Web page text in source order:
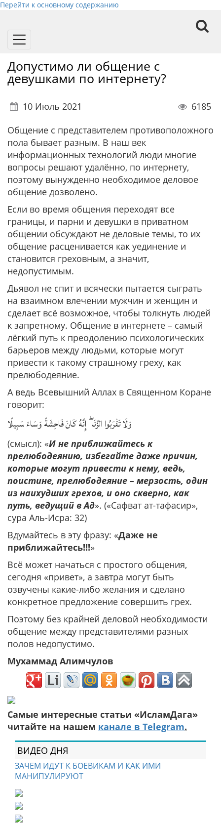
Перейти к основному содержанию
Toggle
Допустимо ли общение с
девушками по интернету?
10 Июль 2021
6185
Общение с представителем противоположного
пола бывает разным. В наш век
информационных технологий люди многие
вопросы решают удалённо, по интернету,
поэтому вынужденно необходимое деловое
общение дозволено.
Если во время общения переходят все
границы, и парни и девушки в приватном
общении обсуждают не деловые темы, то их
общение расценивается как уединение и
становится греховным, а значит,
недопустимым.
Дьявол не спит и всячески пытается сыграть
на взаимном влечении мужчин и женщин и
сделает всё возможное, чтобы толкнуть людей
к запретному. Общение в интернете – самый
лёгкий путь к преодолению психологических
барьеров между людьми, которые могут
привести к такому страшному греху, как
прелюбодеяние.
А ведь Всевышний Аллах в Священном Коране
говорит:
وَلَا تَقْرَبُوا الزِّنَا ۖ إِنَّهُ كَانَ فَاحِشَةً وَسَاءَ سَبِيلًا
(смысл): «И не приближайтесь к
прелюбодеянию, избегайте даже причин,
которые могут привести к нему, ведь,
поистине, прелюбодеяние – мерзость, один
из наихудших грехов, и оно скверно, как
путь, ведущий в Ад». («Сафват ат-тафасир»,
сура Аль-Исра: 32)
Вдумайтесь в эту фразу: «Даже не
приближайтесь!!!»
Всё может начаться с простого общения,
сегодня «привет», а завтра могут быть
озвучены какие-либо желания и сделано
конкретное предложение совершить грех.
Поэтому без крайней деловой необходимости
общение между представителями разных
полов недопустимо.
Мухаммад Алимчулов
Самые интересные статьи «ИсламДага»
читайте на нашем канале в Telegram.
ВИДЕО ДНЯ
ЗАЧЕМ ИДУТ К БОЕВИКАМ И КАК ИМИ
МАНИПУЛИРУЮТ